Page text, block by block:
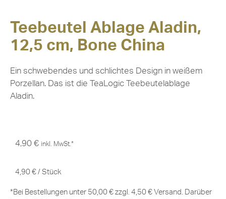
Teebeutel Ablage Aladin,
12,5 cm, Bone China
Ein schwebendes und schlichtes Design in weißem
Porzellan. Das ist die TeaLogic Teebeutelablage
Aladin.
4,90 € inkl. MwSt.*
4,90 € / Stück
*Bei Bestellungen unter 50,00 € zzgl. 4,50 € Versand. Darüber